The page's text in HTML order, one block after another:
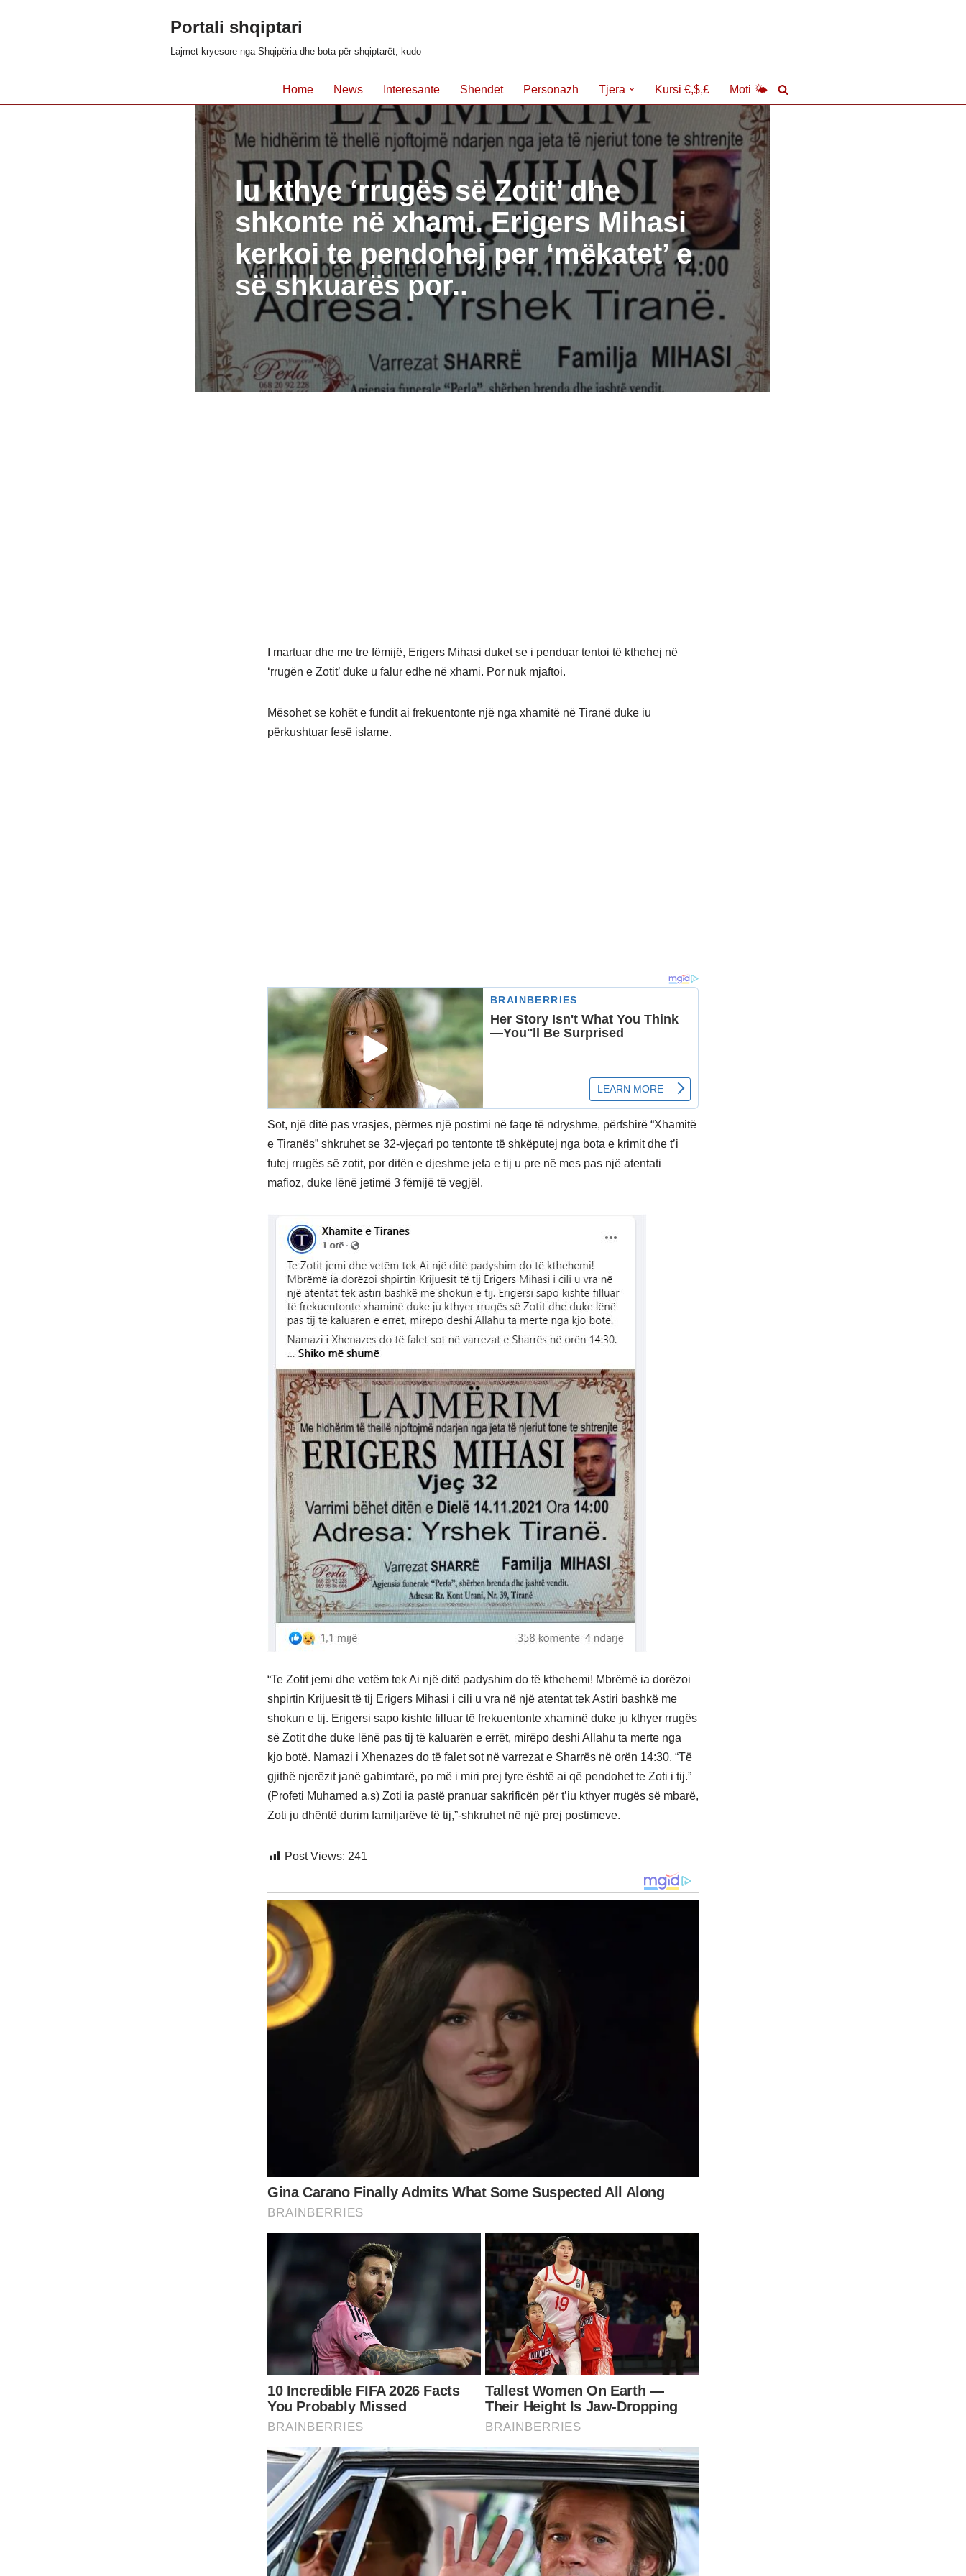
Portali shqiptari
Lajmet kryesore nga Shqipëria dhe bota për shqiptarët, kudo
Home News Interesante Shendet Personazh Tjera Kursi €,$,£ Moti 🌤
Iu kthye ‘rrugës së Zotit’ dhe
shkonte në xhami. Erigers Mihasi
kerkoi te pendohej per ‘mëkatet’ e
së shkuarës por..
I martuar dhe me tre fëmijë, Erigers Mihasi duket se i penduar tentoi të kthehej në
‘rrugën e Zotit’ duke u falur edhe në xhami. Por nuk mjaftoi.
Mësohet se kohët e fundit ai frekuentonte një nga xhamitë në Tiranë duke iu
përkushtuar fesë islame.
Sot, një ditë pas vrasjes, përmes një postimi në faqe të ndryshme, përfshirë “Xhamitë
e Tiranës” shkruhet se 32-vjeçari po tentonte të shkëputej nga bota e krimit dhe t’i
futej rrugës së zotit, por ditën e djeshme jeta e tij u pre në mes pas një atentati
mafioz, duke lënë jetimë 3 fëmijë të vegjël.
“Te Zotit jemi dhe vetëm tek Ai një ditë padyshim do të kthehemi! Mbrëmë ia dorëzoi
shpirtin Krijuesit të tij Erigers Mihasi i cili u vra në një atentat tek Astiri bashkë me
shokun e tij. Erigersi sapo kishte filluar të frekuentonte xhaminë duke ju kthyer rrugës
së Zotit dhe duke lënë pas tij të kaluarën e errët, mirëpo deshi Allahu ta merte nga
kjo botë. Namazi i Xhenazes do të falet sot në varrezat e Sharrës në orën 14:30. “Të
gjithë njerëzit janë gabimtarë, po më i miri prej tyre është ai që pendohet te Zoti i tij.”
(Profeti Muhamed a.s) Zoti ia pastë pranuar sakrificën për t’iu kthyer rrugës së mbarë,
Zoti ju dhëntë durim familjarëve të tij,”-shkruhet në një prej postimeve.
Post Views: 241